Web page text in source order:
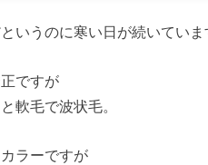
いうのに寒い日が続いていま
ですが
軟毛で波状毛。
ラーですが